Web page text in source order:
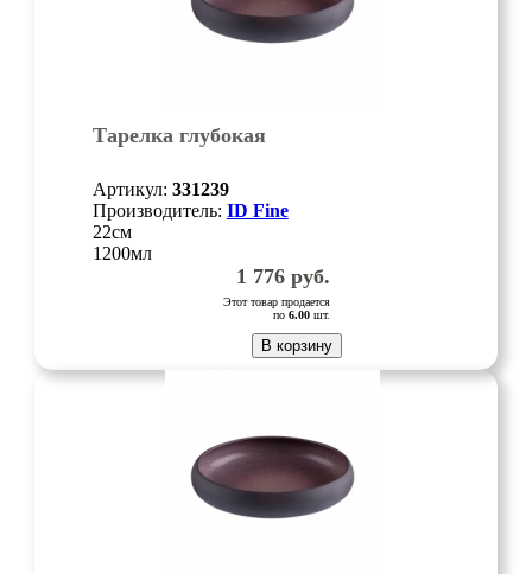
Тарелка глубокая
Артикул: 331239
Производитель: ID Fine
22см
1200мл
1 776руб.
Этот товар продается
по 6.00шт.
В корзину